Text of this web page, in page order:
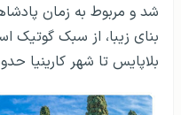
شد و مربوط به زمان
بنای زیبا، از سبک
بلاپایس تا شهر کارینیا حدود ۵ کیلومتر